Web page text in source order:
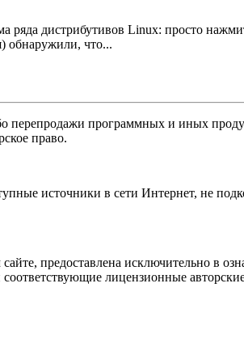
ряда дистрибутивов Linux: просто
обнаружили, что...
перепродажи программных и иных
право.
источники в сети Интернет, не
предоставлена исключительно в
соответствующие лицензионные